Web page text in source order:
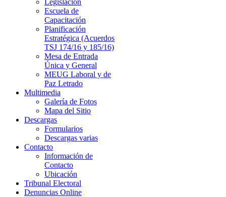
Legislación
Escuela de
Capacitación
Planificación
Estratégica (Acuerdos
TSJ 174/16 y 185/16)
Mesa de Entrada
Única y General
MEUG Laboral y de
Paz Letrado
Multimedia
Galería de Fotos
Mapa del Sitio
Descargas
Formularios
Descargas varias
Contacto
Información de
Contacto
Ubicación
Tribunal Electoral
Denuncias Online